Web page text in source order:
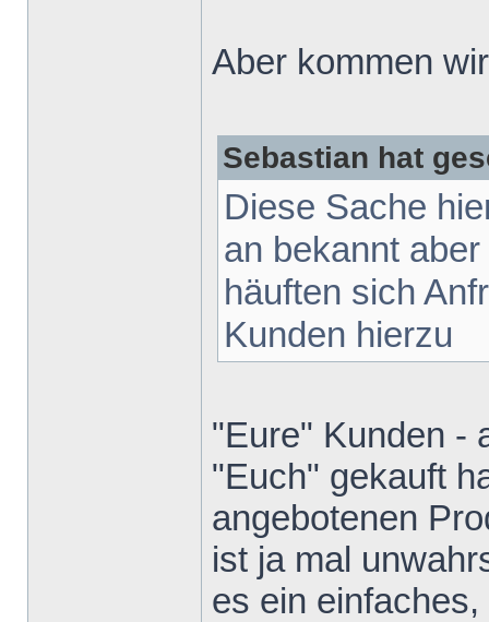
Aber kommen
Sebastian hat
Diese Sache
an bekannt
häuften sich
Kunden hierzu
"Eure" Kunden -
"Euch" gekauft
angebotenen
ist ja mal
es ein